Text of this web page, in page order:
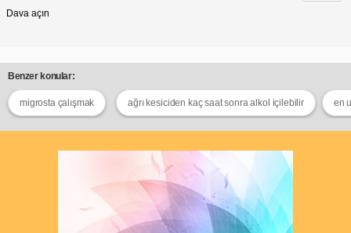
Dava açın
Benzer konular:
migrosta çalışmak ağrı kesiciden kaç saat sonra alkol içilebilir en